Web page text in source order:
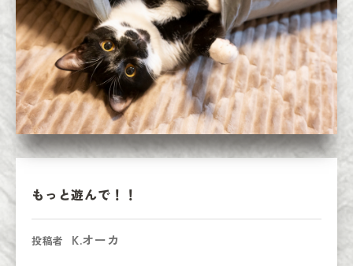
もっと遊んで！！
投稿者 K.オーカ